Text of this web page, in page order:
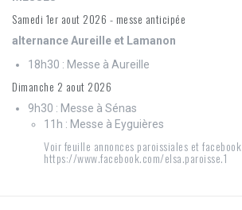
Samedi 1er aout 2026 - messe anticipée
alternance Aureille et Lamanon
18h30 : Messe à Aureille
Dimanche 2 aout 2026
9h30 : Messe à Sénas
11h : Messe à Eyguières
Voir feuille annonces paroissiales et facebook
https://www.facebook.com/elsa.paroisse.1